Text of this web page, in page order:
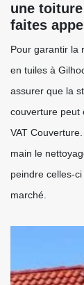
une
faites
Pour garantir la
en tuiles à
assurer que la
couverture peut
VAT
main le
peindre celles-
marché.